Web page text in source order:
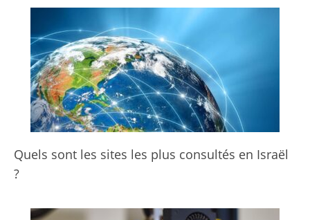
Quels sont les sites les plus consultés en Israël
?